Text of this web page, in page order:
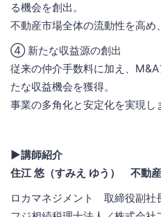
る機会を創出。
不動産市場全体の流動性を高め
④ 新たな収益源の創出
従来の仲介手数料に加え、
たな収益機会を獲得。
事業の多角化と安定化を実現し
▶講師紹介
住江 悠（すみえ ゆう） 不動
ロカマネジメント 取締役副社